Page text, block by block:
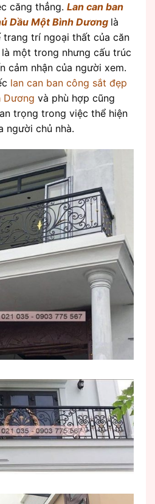
căng thẳng. Lan can ban
Dầu Một Bình Dương là
trí ngoại thất của căn
một trong nhưng cấu trúc
cảm nhận của người xem.
lan can ban công sắt đẹp
Dương và phù hợp cũng
trọng trong việc thể hiện
người chủ nhà.